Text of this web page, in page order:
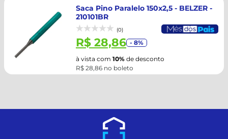
Saca Pino Paralelo 150x2,5 - BELZER -
210101BR
(0)
R$ 28,86 - 8%
à vista com 10% de desconto
R$ 28,86 no boleto